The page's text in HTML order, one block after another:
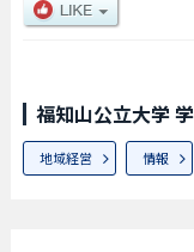
福知山公立大学
地域経営 情報